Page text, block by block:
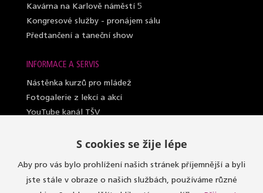
Kavárna na Karlově náměstí 5
Kongresové služby - pronájem sálu
Předtančení a taneční show
INFORMACE A SERVIS
Nástěnka kurzů pro mládež
Fotogalerie z lekcí a akcí
YouTube kanál TŠV
Nahrazování lekcí (dospělí a lady)
Sály, kde učíme
Oblečení do kurzů
S cookies se žije lépe
Aby pro vás bylo prohlížení našich stránek příjemnější a byli
jste stále v obraze o našich službách, používáme různé